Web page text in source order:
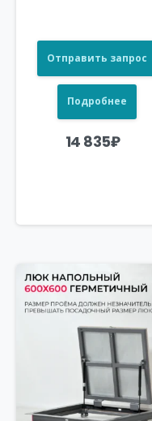
Отправить запрос
Подробнее
14 835₽